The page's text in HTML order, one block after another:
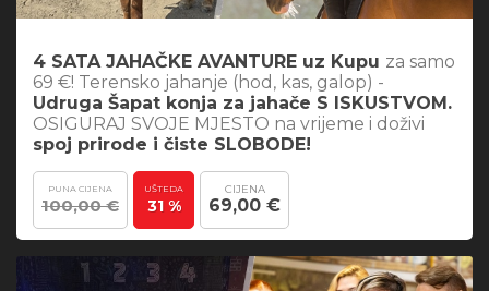
4 SATA JAHAČKE AVANTURE uz Kupu za samo
69 €! Terensko jahanje (hod, kas, galop) -
Udruga Šapat konja za jahače S ISKUSTVOM.
OSIGURAJ SVOJE MJESTO na vrijeme i doživi
spoj prirode i čiste SLOBODE!
PUNA CIJENA
100,00 €
UŠTEDA
31 %
CIJENA
69,00 €